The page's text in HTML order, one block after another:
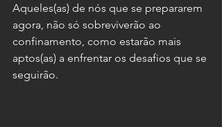
Aqueles(as) de nós que se prepararem
agora, não só sobreviverão ao
confinamento, como estarão mais
aptos(as) a enfrentar os desafios que se
seguirão.